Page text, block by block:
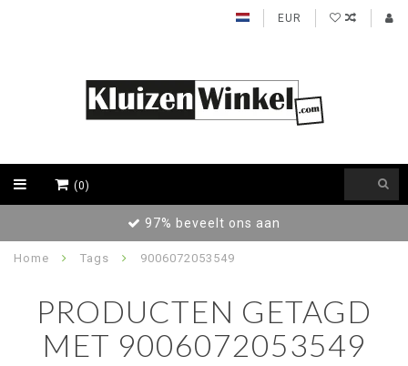
EUR
(0)
97% beveelt ons aan
Home Tags 9006072053549
PRODUCTEN GETAGD
MET 9006072053549